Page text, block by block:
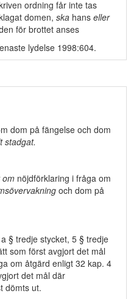
ordning får inte tas
domen, ska hans eller
för brottet anses
lydelse 1998:604.
dom på fängelse och dom
stadgat.
om nöjdförklaring i fråga om
och dom på
§ tredje stycket, 5 § tredje
som först avgjort det mål
om åtgärd enligt 32 kap. 4
det mål där
dömts ut.